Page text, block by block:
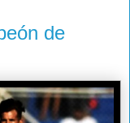
de